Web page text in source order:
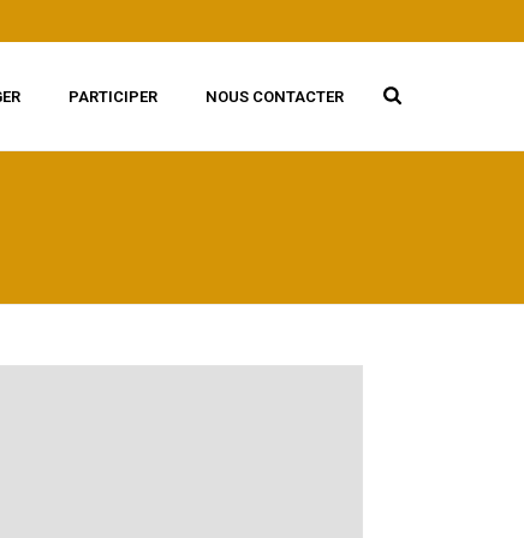
PARTICIPER NOUS CONTACTER